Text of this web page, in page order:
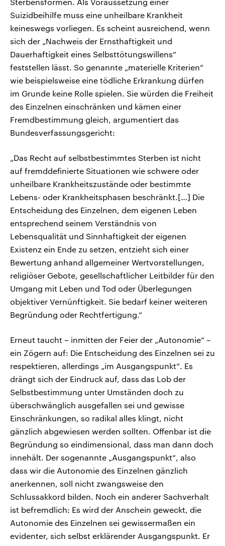
Sterbensformen. Als Voraussetzung einer
Suizidbeihilfe muss eine unheilbare Krankheit
keineswegs vorliegen. Es scheint ausreichend, wenn
sich der „Nachweis der Ernsthaftigkeit und
Dauerhaftigkeit eines Selbsttötungswillens“
feststellen lässt. So genannte „materielle Kriterien“
wie beispielsweise eine tödliche Erkrankung dürfen
im Grunde keine Rolle spielen. Sie würden die Freiheit
des Einzelnen einschränken und kämen einer
Fremdbestimmung gleich, argumentiert das
Bundesverfassungsgericht:
„Das Recht auf selbstbestimmtes Sterben ist nicht
auf fremddefinierte Situationen wie schwere oder
unheilbare Krankheitszustände oder bestimmte
Lebens- oder Krankheitsphasen beschränkt.[…] Die
Entscheidung des Einzelnen, dem eigenen Leben
entsprechend seinem Verständnis von
Lebensqualität und Sinnhaftigkeit der eigenen
Existenz ein Ende zu setzen, entzieht sich einer
Bewertung anhand allgemeiner Wertvorstellungen,
religiöser Gebote, gesellschaftlicher Leitbilder für den
Umgang mit Leben und Tod oder Überlegungen
objektiver Vernünftigkeit. Sie bedarf keiner weiteren
Begründung oder Rechtfertigung.“
Erneut taucht – inmitten der Feier der „Autonomie“ –
ein Zögern auf: Die Entscheidung des Einzelnen sei zu
respektieren, allerdings „im Ausgangspunkt“. Es
drängt sich der Eindruck auf, dass das Lob der
Selbstbestimmung unter Umständen doch zu
überschwänglich ausgefallen sei und gewisse
Einschränkungen, so radikal alles klingt, nicht
gänzlich abgewiesen werden sollten. Offenbar ist die
Begründung so eindimensional, dass man dann doch
innehält. Der sogenannte „Ausgangspunkt“, also
dass wir die Autonomie des Einzelnen gänzlich
anerkennen, soll nicht zwangsweise den
Schlussakkord bilden. Noch ein anderer Sachverhalt
ist befremdlich: Es wird der Anschein geweckt, die
Autonomie des Einzelnen sei gewissermaßen ein
evidenter, sich selbst erklärender Ausgangspunkt. Er